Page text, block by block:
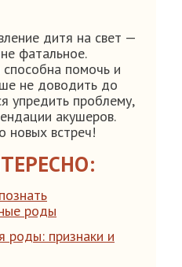
дитя на свет —
фатальное.
помочь и
не доводить до
упредить проблему,
акушеров.
новых встреч!
роды
роды: признаки и